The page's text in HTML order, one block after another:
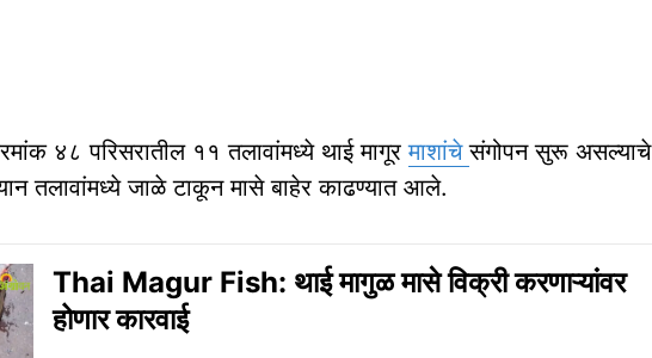
४८ परिसरातील ११ तलावांमध्ये थाई मागूरमाशांचेसंगोपन सुरू असल्याचे
तलावांमध्ये जाळे टाकून मासे बाहेर काढण्यात आले.
Thai Magur Fish: थाई मागुळ मासे विक्री करणाऱ्यांवर
होणार कारवाई